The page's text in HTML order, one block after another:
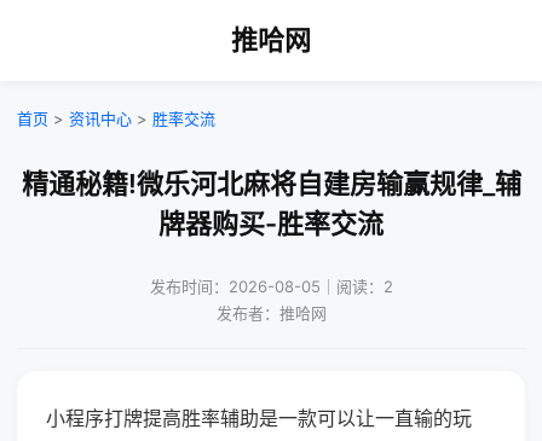
推哈网
首页 > 资讯中心 > 胜率交流
精通秘籍!微乐河北麻将自建房输赢规律_辅
牌器购买-胜率交流
发布时间：2026-08-05｜阅读：2
发布者：推哈网
小程序打牌提高胜率辅助是一款可以让一直输的玩